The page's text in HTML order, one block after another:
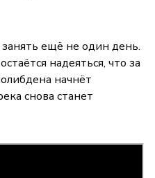
ещё не один день.
надеяться, что за
начнёт
снова станет